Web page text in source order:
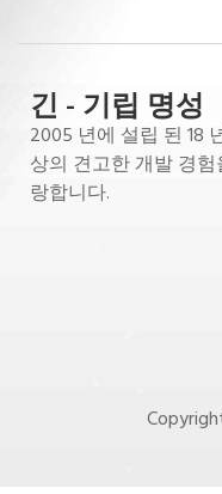
긴 - 기립 명성
2005 년에 설립 된 18
상의 견고한 개발 경
랑합니다.